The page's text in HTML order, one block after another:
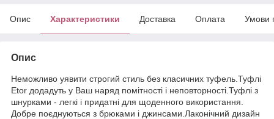
Опис Характеристики Доставка Оплата Умови
Опис
Неможливо уявити строгий стиль без класичних туфель.Туфлі
Etor додадуть у Ваш наряд помітності і неповторності.Туфлі з
шнурками - легкі і придатні для щоденного використання.
Добре поєднуються з брюками і джинсами.Лаконічний дизайн